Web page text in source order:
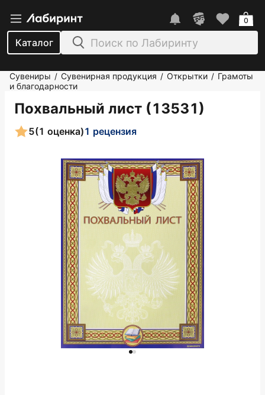
Каталог
0
Сувениры / Сувенирная продукция / Открытки / Грамоты
и благодарности
Похвальный лист (13531)
5(1 оценка)1 рецензия